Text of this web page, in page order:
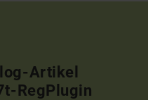
Artikel
RegPlugin